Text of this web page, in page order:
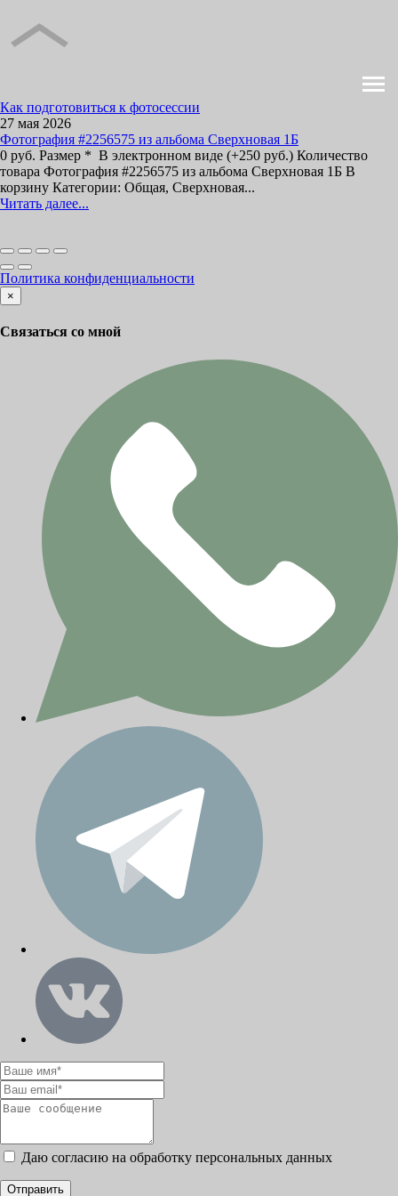
Как подготовиться к фотосессии
27 мая 2026
Фотография #2256575 из альбома Сверхновая 1Б
0 руб. Размер * В электронном виде (+250 руб.) Количество
товара Фотография #2256575 из альбома Сверхновая 1Б В
корзину Категории: Общая, Сверхновая...
Читать далее...
Политика конфиденциальности
×
Связаться со мной
Даю согласию на обработку персональных данных
Отправить